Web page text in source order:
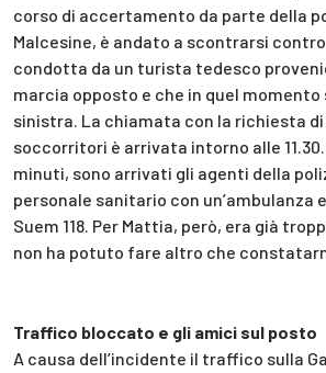
corso di accertamento da parte della
Malcesine, è andato a scontrarsi
condotta da un turista tedesco
marcia opposto e che in quel
sinistra. La chiamata con la richiesta
soccorritori è arrivata intorno alle
minuti, sono arrivati gli agenti della
personale sanitario con un’ambulanza
Suem 118. Per Mattia, però, era già
non ha potuto fare altro che
Traffico bloccato e gli amici sul posto
A causa dell’incidente il traffico sulla